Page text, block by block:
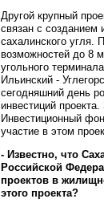
Другой крупный
связан с созданием
сахалинского угля.
возможностей до 8
угольного
Ильинский -
сегодняшний день
инвестиций
Инвестиционный
участие в этом
- Известно, что
Российской
проектов в
этого проекта?